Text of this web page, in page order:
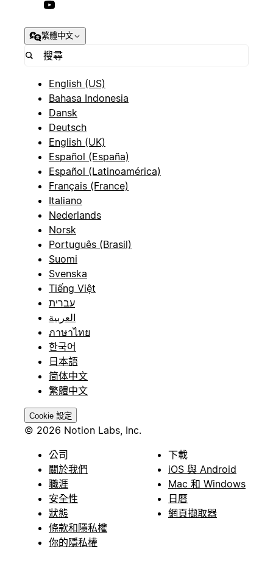
繁體中文
English (US)
Bahasa Indonesia
Dansk
Deutsch
English (UK)
Español (España)
Español (Latinoamérica)
Français (France)
Italiano
Nederlands
Norsk
Português (Brasil)
Suomi
Svenska
Tiếng Việt
עברית
العربية
ภาษาไทย
한국어
日本語
简体中文
繁體中文
Cookie 設定
© 2026 Notion Labs, Inc.
公司
關於我們
職涯
安全性
狀態
條款和隱私權
你的隱私權
下載
iOS 與 Android
Mac 和 Windows
日曆
網頁擷取器